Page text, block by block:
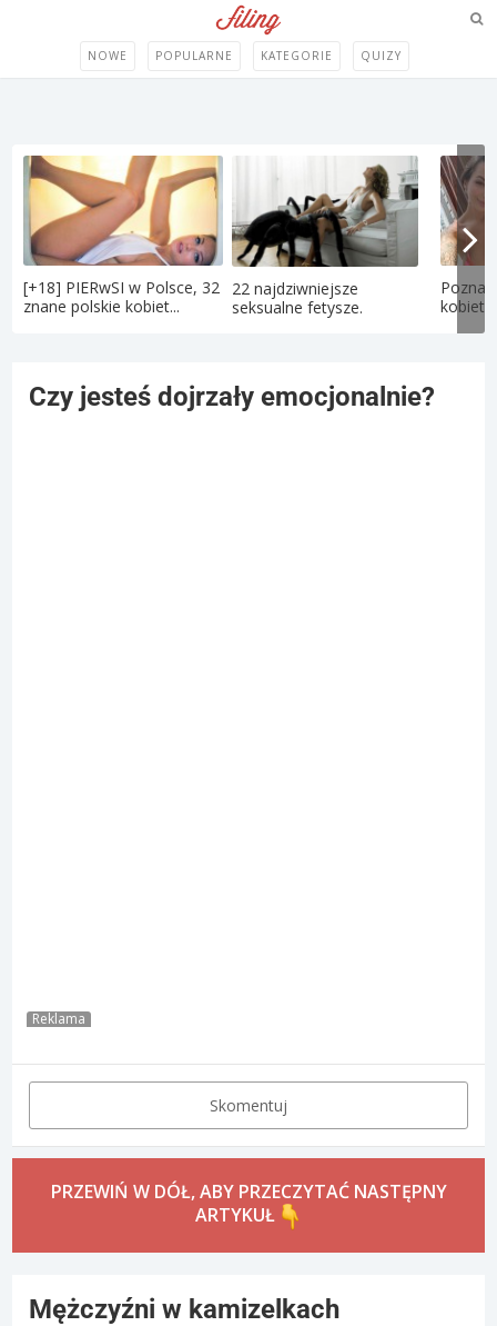
NOWE POPULARNE KATEGORIE QUIZY
[+18] PIERwSI w Polsce, 32
znane polskie kobiet...
22 najdziwniejsze
seksualne fetysze.
Poznaj
Czy jesteś dojrzały emocjonalnie?
Reklama
Skomentuj
PRZEWIŃ W DÓŁ, ABY PRZECZYTAĆ NASTĘPNY
ARTYKUŁ
Mężczyźni w kamizelkach